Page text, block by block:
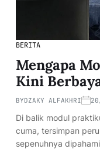
BERITA
Mengapa
Kini
BYDZAKY ALFAKHRI
Di balik modul
cuma, tersimpan
sepenuhnya